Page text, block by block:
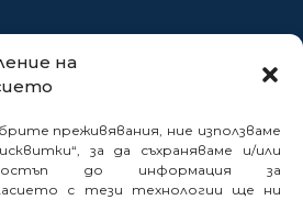
на
преживявания, ние използваме
за да съхраняваме и/или
до информация за
с тези технологии ще ни